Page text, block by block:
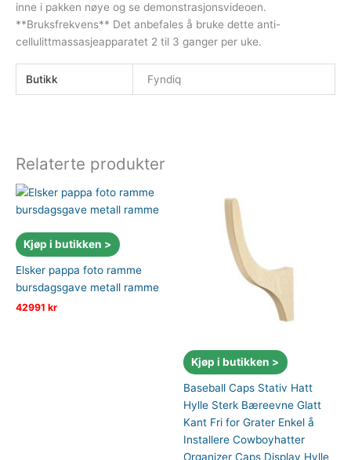
inne i pakken nøye og se demonstrasjonsvideoen.
**Bruksfrekvens** Det anbefales å bruke dette anti-
cellulittmassasjeapparatet 2 til 3 ganger per uke.
Butikk Fyndiq
Relaterte produkter
Kjøp i butikken >
Elsker pappa foto ramme
bursdagsgave metall ramme
42991 kr
Kjøp i butikken >
Baseball Caps Stativ Hatt
Hylle Sterk Bæreevne Glatt
Kant Fri for Grater Enkel å
Installere Cowboyhatter
Organizer Caps Display Hylle